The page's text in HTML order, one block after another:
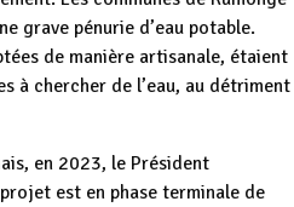
grave pénurie d’eau potable.
de manière artisanale, étaient
à chercher de l’eau, au détriment
en 2023, le Président
est en phase terminale de